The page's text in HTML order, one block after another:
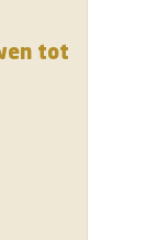
tot